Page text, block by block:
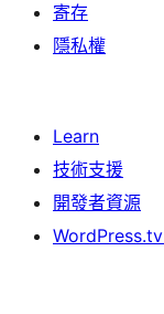
寄存
隱私權
Learn
技術支援
開發者資源
WordPress.tv